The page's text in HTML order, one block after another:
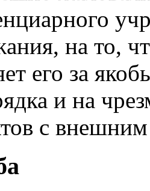
на то,
его за
и на
с